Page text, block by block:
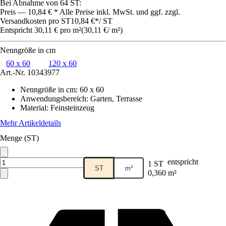
Bei Abnahme von 64 ST:
Preis — 10,84 € * Alle Preise inkl. MwSt. und ggf. zzgl.
Versandkosten pro ST10,84 €*/ ST
Entspricht 30,11 € pro m²(30,11 €/ m²)
Nenngröße in cm
60 x 60
120 x 60
Art.-Nr. 10343977
Nenngröße in cm: 60 x 60
Anwendungsbereich: Garten, Terrasse
Material: Feinsteinzeug
Mehr Artikeldetails
Menge (ST)
ST m² 1 ST entspricht
0,360 m²